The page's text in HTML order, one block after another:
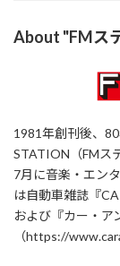
About "FMス
1981年創刊後、
STATION（FMス
7月に音楽・エン
は自動車雑誌『
および『カー・ア
（https://